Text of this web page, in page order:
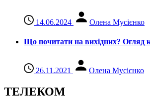
14.06.2024 Олена Мусієнко
Що почитати на вихідних? Огляд
26.11.2021 Олена Мусієнко
ТЕЛЕКОМ